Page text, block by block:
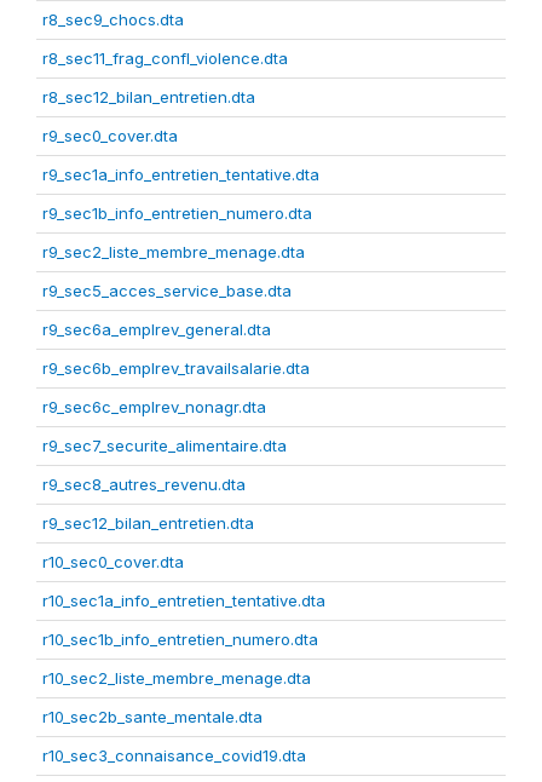
r8_sec9_chocs.dta
r8_sec11_frag_confl_violence.dta
r8_sec12_bilan_entretien.dta
r9_sec0_cover.dta
r9_sec1a_info_entretien_tentative.dta
r9_sec1b_info_entretien_numero.dta
r9_sec2_liste_membre_menage.dta
r9_sec5_acces_service_base.dta
r9_sec6a_emplrev_general.dta
r9_sec6b_emplrev_travailsalarie.dta
r9_sec6c_emplrev_nonagr.dta
r9_sec7_securite_alimentaire.dta
r9_sec8_autres_revenu.dta
r9_sec12_bilan_entretien.dta
r10_sec0_cover.dta
r10_sec1a_info_entretien_tentative.dta
r10_sec1b_info_entretien_numero.dta
r10_sec2_liste_membre_menage.dta
r10_sec2b_sante_mentale.dta
r10_sec3_connaisance_covid19.dta